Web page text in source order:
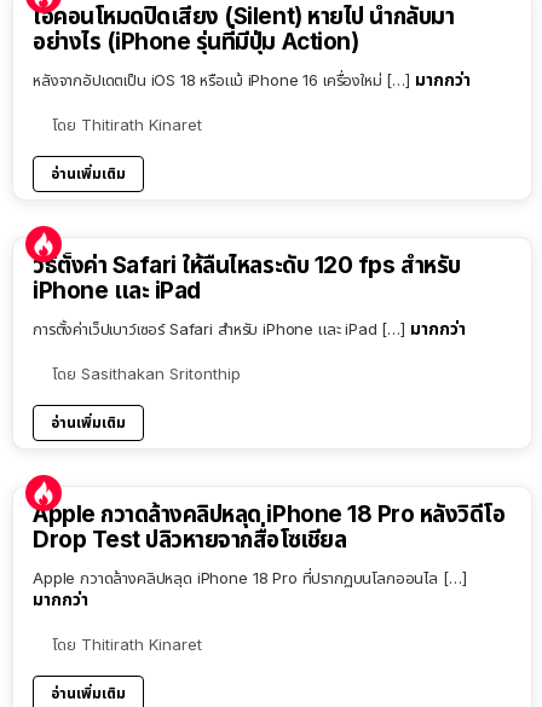
ไอคอนโหมดปิดเสียง (Silent) หายไป นำกลับมา
อย่างไร (iPhone รุ่นที่มีปุ่ม Action)
หลังจากอัปเดตเป็น iOS 18 หรือแม้ iPhone 16 เครื่องใหม่ […] มากกว่า
โดย Thitirath Kinaret
อ่านเพิ่มเติม
วิธีตั้งค่า Safari ให้ลื่นไหลระดับ 120 fps สำหรับ
iPhone และ iPad
การตั้งค่าเว็ปเบาว์เซอร์ Safari สำหรับ iPhone และ iPad […] มากกว่า
โดย Sasithakan Sritonthip
อ่านเพิ่มเติม
Apple กวาดล้างคลิปหลุด iPhone 18 Pro หลังวิดีโอ
Drop Test ปลิวหายจากสื่อโซเชียล
Apple กวาดล้างคลิปหลุด iPhone 18 Pro ที่ปรากฏบนโลกออนไล […]
มากกว่า
โดย Thitirath Kinaret
อ่านเพิ่มเติม